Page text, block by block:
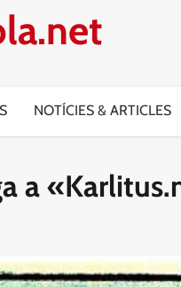
NOTÍCIES & ARTICLES
a